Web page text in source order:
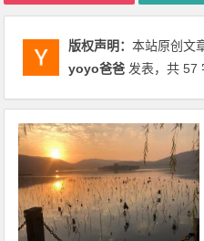
版权声明：本站原创文
yoyo爸爸 发表，共 57